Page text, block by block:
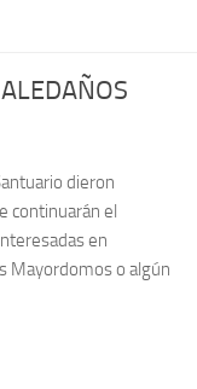
dieron
continuarán el
en
Mayordomos o algún